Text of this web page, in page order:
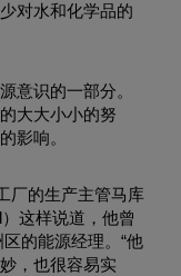
对水和化学品的
意识的一部分。
大大小小的努
影响。
厂的生产主管马库
这样说道，他曾
的能源经理。“他
，也很容易实